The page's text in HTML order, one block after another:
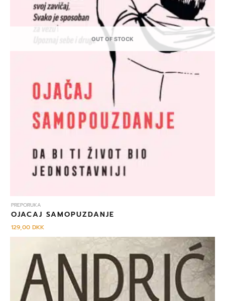
OUT OF STOCK
PREPORUKA
OJACAJ SAMOPUZDANJE
129,00DKK